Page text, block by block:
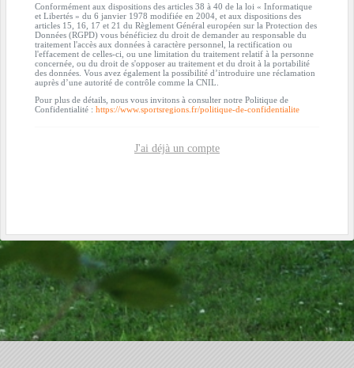
Conformément aux dispositions des articles 38 à 40 de la loi « Informatique
et Libertés » du 6 janvier 1978 modifiée en 2004, et aux dispositions des
articles 15, 16, 17 et 21 du Règlement Général européen sur la Protection des
Données (RGPD) vous bénéficiez du droit de demander au responsable du
traitement l'accès aux données à caractère personnel, la rectification ou
l'effacement de celles-ci, ou une limitation du traitement relatif à la personne
concernée, ou du droit de s'opposer au traitement et du droit à la portabilité
des données. Vous avez également la possibilité d’introduire une réclamation
auprès d’une autorité de contrôle comme la CNIL.
Pour plus de détails, nous vous invitons à consulter notre Politique de
Confidentialité : https://www.sportsregions.fr/politique-de-confidentialite
J'ai déjà un compte